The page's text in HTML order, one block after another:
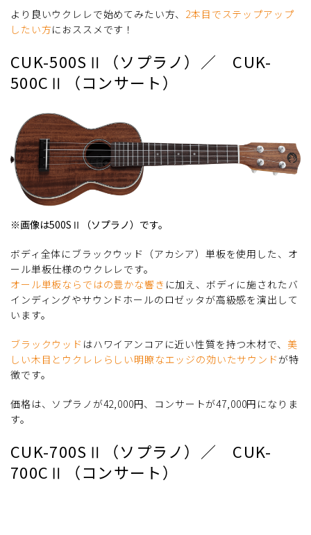
より良いウクレレで始めてみたい方、 2本目でステップアップ
したい方におススメです！
CUK-500SⅡ（ソプラノ）／ CUK-
500CⅡ（コンサート）
※画像は500SⅡ（ソプラノ）です。
ボディ全体にブラックウッド（アカシア）単板を使用した、オ
ール単板仕様のウクレレです。
オール単板ならではの豊かな響き に加え、ボディに施されたバ
インディングやサウンドホールのロゼッタが高級感を演出して
います。
ブラックウッド はハワイアンコアに近い性質を持つ木材で、 美
しい木目とウクレレらしい明瞭なエッジの効いたサウンド が特
徴です。
価格は、ソプラノが42,000円、コンサートが47,000円になりま
す。
CUK-700SⅡ（ソプラノ）／ CUK-
700CⅡ（コンサート）